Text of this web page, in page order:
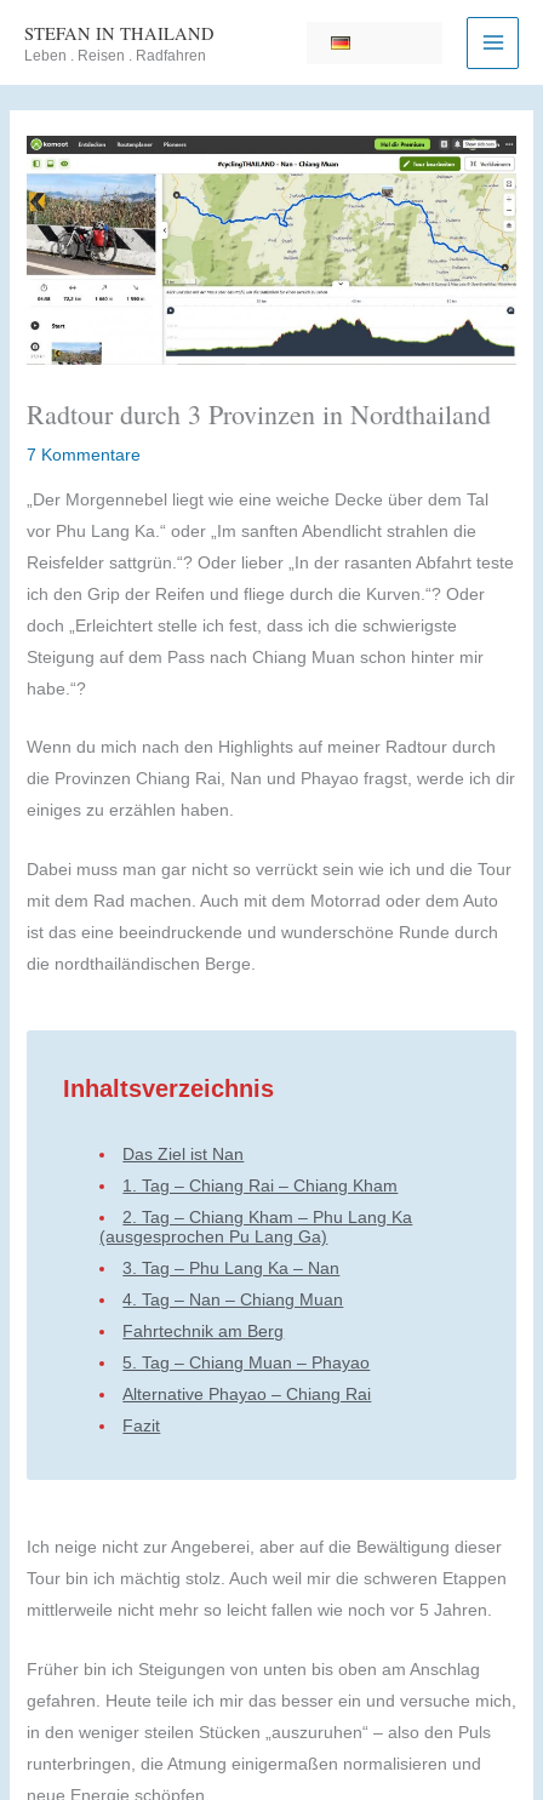
Inhalt
STEFAN IN THAILAND
Leben . Reisen . Radfahren
Radtour durch 3 Provinzen in Nordthailand
7 Kommentare
„Der Morgennebel liegt wie eine weiche Decke über dem Tal
vor Phu Lang Ka.“ oder „Im sanften Abendlicht strahlen die
Reisfelder sattgrün.“? Oder lieber „In der rasanten Abfahrt teste
ich den Grip der Reifen und fliege durch die Kurven.“? Oder
doch „Erleichtert stelle ich fest, dass ich die schwierigste
Steigung auf dem Pass nach Chiang Muan schon hinter mir
habe.“?
Wenn du mich nach den Highlights auf meiner Radtour durch
die Provinzen Chiang Rai, Nan und Phayao fragst, werde ich dir
einiges zu erzählen haben.
Dabei muss man gar nicht so verrückt sein wie ich und die Tour
mit dem Rad machen. Auch mit dem Motorrad oder dem Auto
ist das eine beeindruckende und wunderschöne Runde durch
die nordthailändischen Berge.
Inhaltsverzeichnis
Das Ziel ist Nan
1. Tag – Chiang Rai – Chiang Kham
2. Tag – Chiang Kham – Phu Lang Ka
(ausgesprochen Pu Lang Ga)
3. Tag – Phu Lang Ka – Nan
4. Tag – Nan – Chiang Muan
Fahrtechnik am Berg
5. Tag – Chiang Muan – Phayao
Alternative Phayao – Chiang Rai
Fazit
Ich neige nicht zur Angeberei, aber auf die Bewältigung dieser
Tour bin ich mächtig stolz. Auch weil mir die schweren Etappen
mittlerweile nicht mehr so leicht fallen wie noch vor 5 Jahren.
Früher bin ich Steigungen von unten bis oben am Anschlag
gefahren. Heute teile ich mir das besser ein und versuche mich,
in den weniger steilen Stücken „auszuruhen“ – also den Puls
runterbringen, die Atmung einigermaßen normalisieren und
neue Energie schöpfen.